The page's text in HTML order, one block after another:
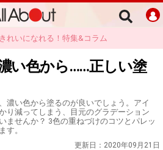
れいになれる！特集&コラム
い色から……正しい塗
濃い色から塗るのが良いでしょう。アイ
り減ってしまう、目元のグラデーション
ませんか？ 3色の重ねづけのコツとパレッ
す。
更新日： 2020年09月21日